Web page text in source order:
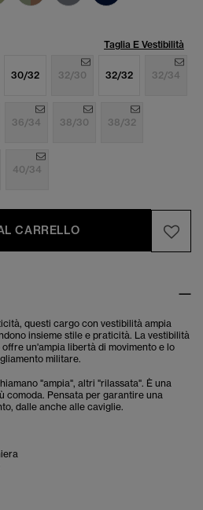
Taglia E Vestibilità
30/32 32/30 32/32 32/34
36/34 38/30 38/32
40/34
CARRELLO
questi cargo con vestibilità ampia
insieme stile e praticità. La vestibilità
un'ampia libertà di movimento e lo
militare.
"ampia", altri "rilassata". È una
comoda. Pensata per garantire una
dalle anche alle caviglie.